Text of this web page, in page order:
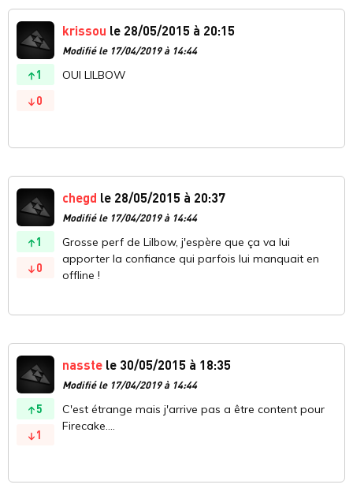
1
0
krissou le 28/05/2015 à 20:15
Modifié le 17/04/2019 à 14:44
OUI LILBOW
1
0
chegd le 28/05/2015 à 20:37
Modifié le 17/04/2019 à 14:44
Grosse perf de Lilbow, j'espère que ça va lui
apporter la confiance qui parfois lui manquait en
offline !
5
1
nasste le 30/05/2015 à 18:35
Modifié le 17/04/2019 à 14:44
C'est étrange mais j'arrive pas a être content pour
Firecake....